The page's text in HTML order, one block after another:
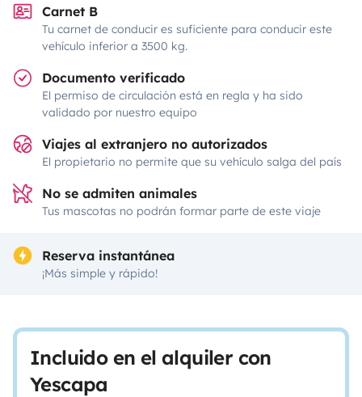
Carnet B
Tu carnet de conducir es suficiente para conducir este
vehículo inferior a 3500 kg.
Documento verificado
El permiso de circulación está en regla y ha sido
validado por nuestro equipo
Viajes al extranjero no autorizados
El propietario no permite que su vehículo salga del país
No se admiten animales
Tus mascotas no podrán formar parte de este viaje
Reserva instantánea
¡Más simple y rápido!
Incluido en el alquiler con
Yescapa